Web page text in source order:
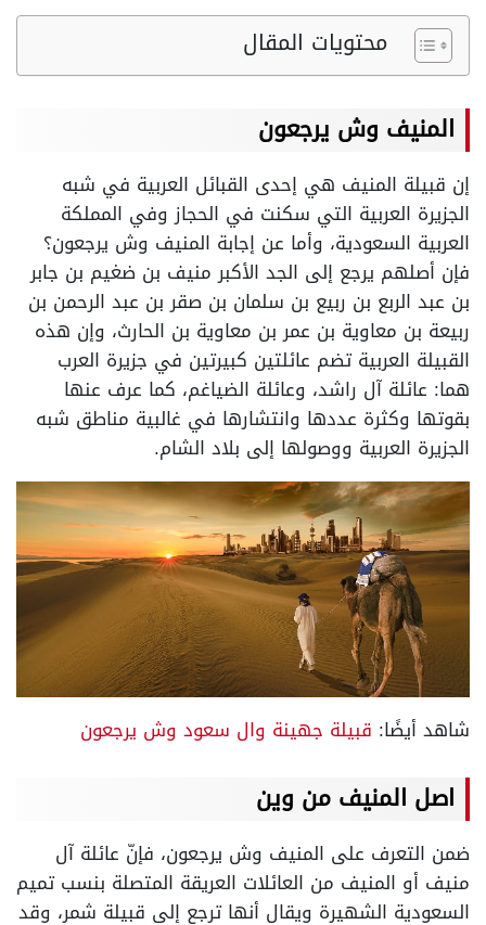
محتويات المقال
المنيف وش يرجعون
إن قبيلة المنيف هي إحدى القبائل العربية في شبه
الجزيرة العربية التي سكنت في الحجاز وفي المملكة
العربية السعودية، وأما عن إجابة المنيف وش يرجعون؟
فإن أصلهم يرجع إلى الجد الأكبر منيف بن ضغيم بن جابر
بن عبد الربع بن ربيع بن سلمان بن صقر بن عبد الرحمن بن
ربيعة بن معاوية بن عمر بن معاوية بن الحارث، وإن هذه
القبيلة العربية تضم عائلتين كبيرتين في جزيرة العرب
هما: عائلة آل راشد، وعائلة الضياغم، كما عرف عنها
بقوتها وكثرة عددها وانتشارها في غالبية مناطق شبه
الجزيرة العربية ووصولها إلى بلاد الشام.
شاهد أيضًا: قبيلة جهينة وال سعود وش يرجعون
اصل المنيف من وين
ضمن التعرف على المنيف وش يرجعون، فإنّ عائلة آل
منيف أو المنيف من العائلات العريقة المتصلة بنسب تميم
السعودية الشهيرة ويقال أنها ترجع إلى قبيلة شمر، وقد